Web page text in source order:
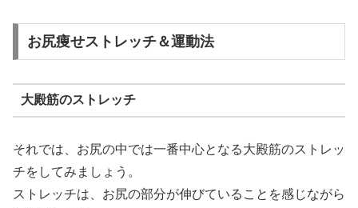
お尻痩せストレッチ＆運動法
大殿筋のストレッチ
それでは、お尻の中では一番中心となる大殿筋のストレッ
チをしてみましょう。
ストレッチは、お尻の部分が伸びていることを感じながら